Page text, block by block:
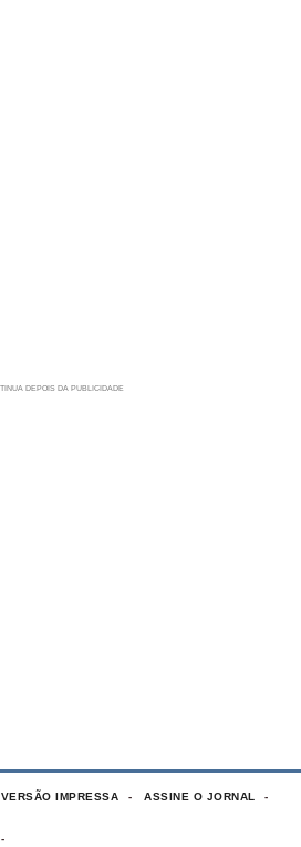
VERSÃO IMPRESSA ASSINE O JORNAL